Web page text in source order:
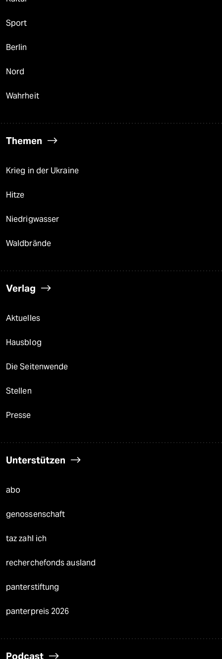
Sport
Berlin
Nord
Wahrheit
Themen
Krieg in der Ukraine
Hitze
Niedrigwasser
Waldbrände
Verlag
Aktuelles
Hausblog
Die Seitenwende
Stellen
Presse
Unterstützen
abo
genossenschaft
taz zahl ich
recherchefonds ausland
panterstiftung
panterpreis 2026
Podcast